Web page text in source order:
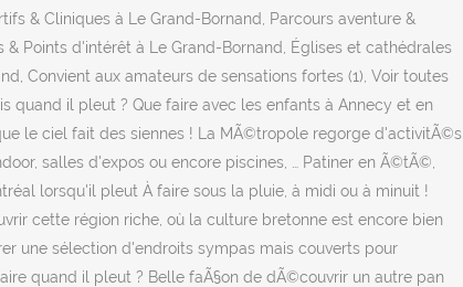
& Cliniques à Le Grand-Bornand, Parcours aventure &
Points d'intérêt à Le Grand-Bornand, Églises et cathédrales
Convient aux amateurs de sensations fortes (1), Voir toutes
quand il pleut ? Que faire avec les enfants à Annecy et en
le ciel fait des siennes ! La MÃ©tropole regorge d'activitÃ©s
salles d'expos ou encore piscines, … Patiner en Ã©tÃ©,
lorsqu'il pleut À faire sous la pluie, à midi ou à minuit !
cette région riche, où la culture bretonne est encore bien
une sélection d'endroits sympas mais couverts pour
quand il pleut ? Belle faÃ§on de dÃ©couvrir un autre pan